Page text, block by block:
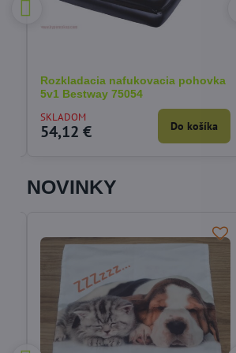
Rozkladacia nafukovacia pohovka
5v1 Bestway 75054
SKLADOM
54,12 € Do košíka
NOVINKY